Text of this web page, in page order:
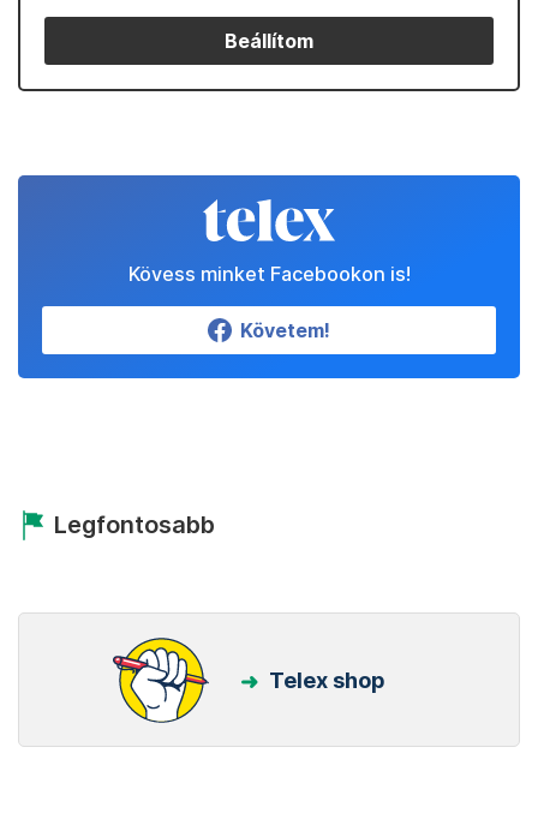
Beállítom
Kövess minket Facebookon is!
Követem!
Legfontosabb
Telex shop